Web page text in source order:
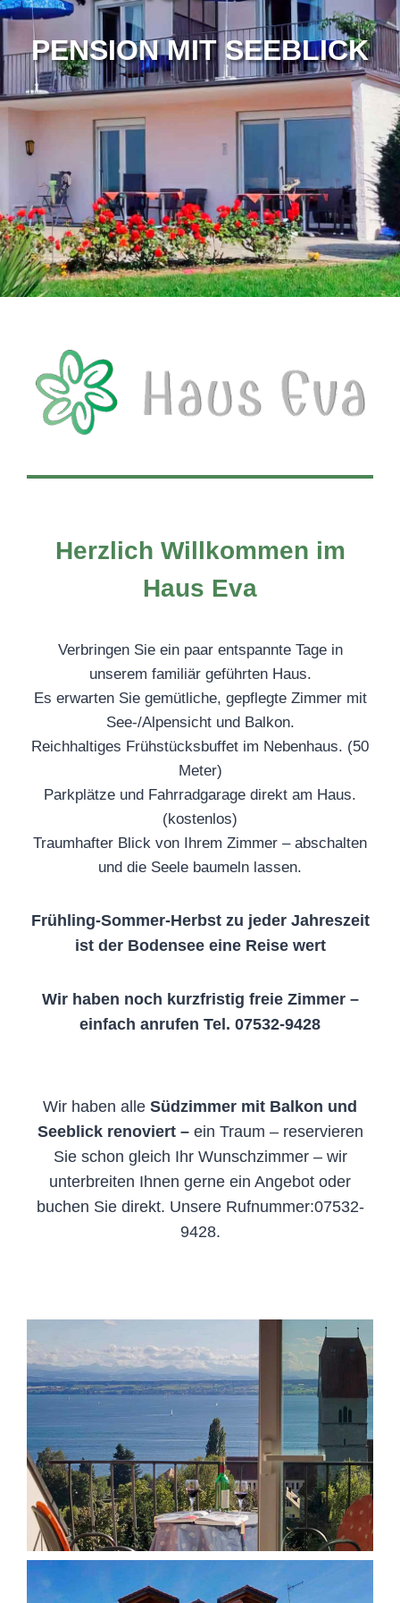
PENSION MIT SEEBLICK
Herzlich Willkommen im
Haus Eva
Verbringen Sie ein paar entspannte Tage in
unserem familiär geführten Haus.
Es erwarten Sie gemütliche, gepflegte Zimmer mit
See-/Alpensicht und Balkon.
Reichhaltiges Frühstücksbuffet im Nebenhaus. (50
Meter)
Parkplätze und Fahrradgarage direkt am Haus.
(kostenlos)
Traumhafter Blick von Ihrem Zimmer – abschalten
und die Seele baumeln lassen.
Frühling-Sommer-Herbst zu jeder Jahreszeit
ist der Bodensee eine Reise wert
Wir haben noch kurzfristig freie Zimmer –
einfach anrufen Tel. 07532-9428
Wir haben alle Südzimmer mit Balkon und
Seeblick renoviert – ein Traum – reservieren
Sie schon gleich Ihr Wunschzimmer – wir
unterbreiten Ihnen gerne ein Angebot oder
buchen Sie direkt. Unsere Rufnummer:07532-
9428.